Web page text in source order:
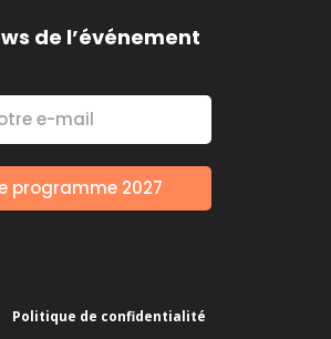
de l’événement
Politique de confidentialité